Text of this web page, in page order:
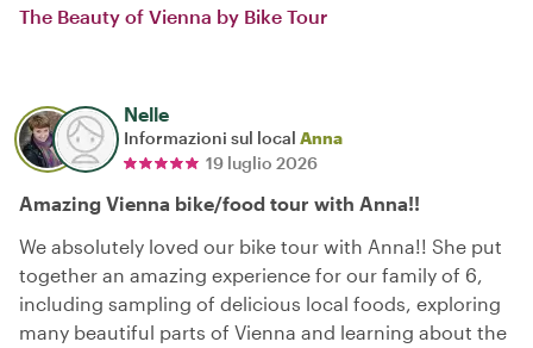
The Beauty of Vienna by Bike Tour
Nelle
Informazioni sul local Anna
19 luglio 2026
Amazing Vienna bike/food tour with Anna!!
We absolutely loved our bike tour with Anna!! She put
together an amazing experience for our family of 6,
including sampling of delicious local foods, exploring
many beautiful parts of Vienna and learning about the